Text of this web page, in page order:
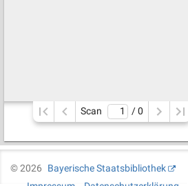
Scan / 0
©2026
Bayerische Staatsbibliothek